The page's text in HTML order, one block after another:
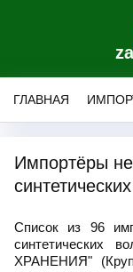
ГЛАВНАЯ
Импортёры
Список из 96
синтетических
ХРАНЕНИЯ"